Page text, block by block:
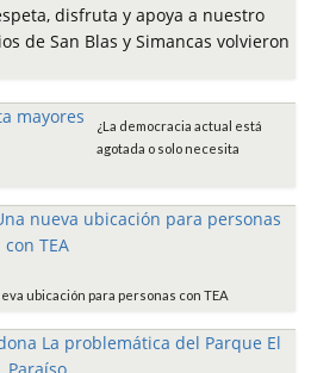
disfruta y apoya a nuestro
de San Blas y Simancas volvieron
¿La democracia actual está
agotada o solo necesita
ubicación para personas con TEA